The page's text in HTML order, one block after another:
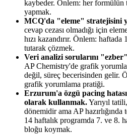
kaybeder. Önlem: her formülün
yapmak.
MCQ'da "eleme" stratejisini
cevap cezası olmadığı için
hızı kazandırır. Önlem:
tutarak çözmek.
Veri analizi sorularını
AP Chemistry'de grafik
değil, süreç becerisinden gelir.
grafik yorumlama pratiği.
Erzurum'a özgü pacing
olarak kullanmak.Yarıyıl
dönemidir ama AP hazırlığında
14 haftalık programda 7. ve 8.
bloğu koymak.